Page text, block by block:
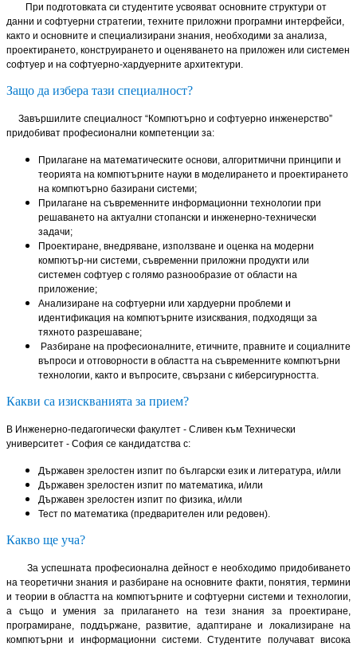
При подготовката си студентите усвояват основните структури от
данни и софтуерни стратегии, техните приложни програмни интерфейси,
както и основните и специализирани знания, необходими за анализа,
проектирането, конструирането и оценяването на приложен или системен
софтуер и на софтуерно-хардуерните архитектури.
Защо да избера тази специалност?
Завършилите специалност “Компютърно и софтуерно инженерство”
придобиват професионални компетенции за:
Прилагане на математическите основи, алгоритмични принципи и
теорията на компютърните науки в моделирането и проектирането
на компютърно базирани системи;
Прилагане на съвременните информационни технологии при
решаването на актуални стопански и инженерно-технически
задачи;
Проектиране, внедряване, използване и оценка на модерни
компютър-ни системи, съвременни приложни продукти или
системен софтуер с голямо разнообразие от области на
приложение;
Анализиране на софтуерни или хардуерни проблеми и
идентификация на компютърните изисквания, подходящи за
тяхното разрешаване;
Разбиране на професионалните, етичните, правните и социалните
въпроси и отговорности в областта на съвременните компютърни
технологии, както и въпросите, свързани с киберсигурността.
Какви са изискванията за прием?
В Инженерно-педагогически факултет - Сливен към Технически
университет - София се кандидатства с:
Държавен зрелостен изпит по български език и литература, и/или
Държавен зрелостен изпит по математика, и/или
Държавен зрелостен изпит по физика, и/или
Тест по математика (предварителен или редовен).
Какво ще уча?
За успешната професионална дейност е необходимо придобиването
на теоретични знания и разбиране на основните факти, понятия, термини
и теории в областта на компютърните и софтуерни системи и технологии,
а също и умения за прилагането на тези знания за проектиране,
програмиране, поддържане, развитие, адаптиране и локализиране на
компютърни и информационни системи. Студентите получават висока